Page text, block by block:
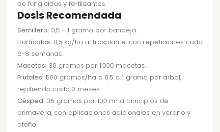
de fungicidas y fertilizantes.
Dosis Recomendada
Semillero: 0,5 - 1 gramo por bandeja.
Hortícolas: 0,5 kg/ha al trasplante, con repeticiones cada
6-8 semanas.
Macetas: 30 gramos por 1.000 macetas.
Frutales: 500 gramos/ha o 0,5 a 1 gramo por árbol,
repitiendo cada 3 meses.
Césped: 35 gramos por 100 m² a principios de
primavera, con aplicaciones adicionales en verano y
otoño.